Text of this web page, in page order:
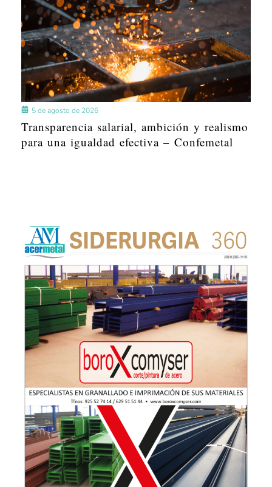
5 de agosto de 2026
Transparencia salarial, ambición y realismo
para una igualdad efectiva – Confemetal